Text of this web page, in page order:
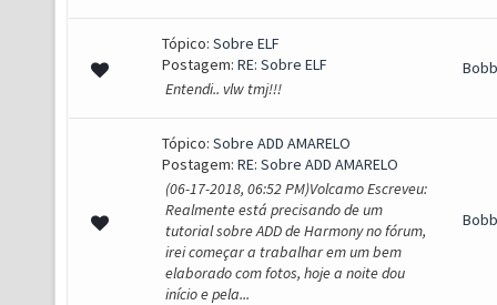
Tópico: Sobre ELF
Postagem: RE: Sobre ELF
Entendi.. vlw tmj!!!
Tópico: Sobre ADD AMARELO
Postagem: RE: Sobre ADD AMARELO
(06-17-2018, 06:52 PM)Volcamo Escreveu:
Realmente está precisando de um
tutorial sobre ADD de Harmony no fórum,
irei começar a trabalhar em um bem
elaborado com fotos, hoje a noite dou
início e pela...